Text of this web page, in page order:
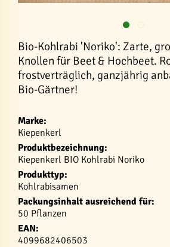
Bio-Kohlrabi 'Noriko': Zarte,
Knollen für Beet & Hochbeet.
frostverträglich, ganzjährig
Bio-Gärtner!
Marke:
Kiepenkerl
Produktbezeichnung:
Kiepenkerl BIO Kohlrabi Noriko
Produkttyp:
Kohlrabisamen
Packungsinhalt ausreichend für:
50 Pflanzen
EAN:
4099682406503